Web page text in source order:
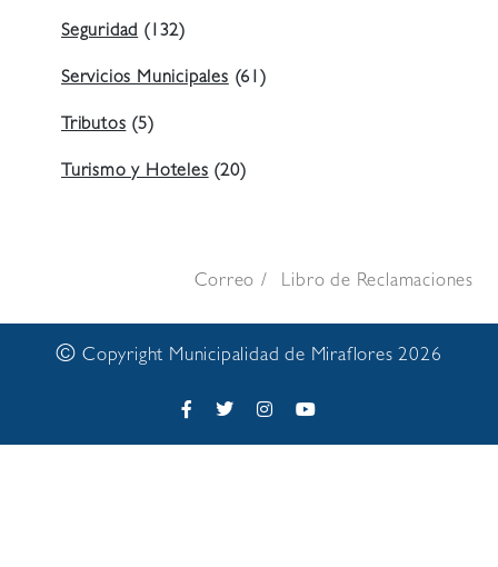
Seguridad(132)
Servicios Municipales(61)
Tributos(5)
Turismo y Hoteles(20)
Correo Libro de Reclamaciones
© Copyright Municipalidad de Miraflores 2026